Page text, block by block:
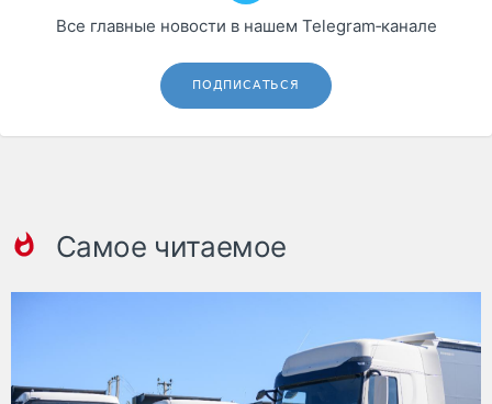
Автосервис,
запчасти, шины
Топливо, масла и
автохимия
Все главные новости в нашем Telegram‑канале
ПОДПИСАТЬСЯ
Самое читаемое